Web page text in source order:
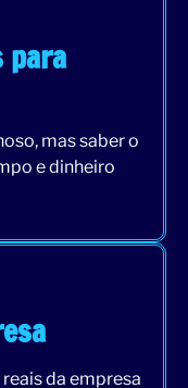
para
mas saber o
e dinheiro
da empresa